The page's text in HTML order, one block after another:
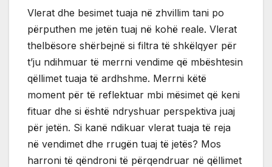
Vlerat dhe besimet tuaja në zhvillim tani po
përputhen me jetën tuaj në kohë reale. Vlerat
thelbësore shërbejnë si filtra të shkëlqyer për
t’ju ndihmuar të merrni vendime që mbështesin
qëllimet tuaja të ardhshme. Merrni këtë
moment për të reflektuar mbi mësimet që keni
fituar dhe si është ndryshuar perspektiva juaj
për jetën. Si kanë ndikuar vlerat tuaja të reja
në vendimet dhe rrugën tuaj të jetës? Mos
harroni të qëndroni të përqendruar në qëllimet